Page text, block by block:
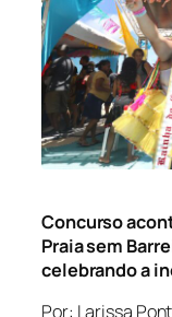
Concurso
Praia sem
celebrando a
Por: Larissa